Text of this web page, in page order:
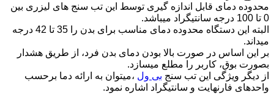
محدوده دمای قابل اندازه گیری توسط این تب سنج های لیزری بین
0 تا 100 درجه سانتیگراد میباشد.
البته این دستگاه محدوده دمای مناسب برای بدن را 35 تا 42 درجه
میداند.
بر این اساس در صورت بالا بودن دمای بدن فرد، از طریق هشدار
بصورت بوق، کاربر را مطلع میسازد.
از دیگر ویژگی این تب سنج بی ول ،میتوان به ارائه دما برحسب
واحدهای فارنهایت و سانتیگراد اشاره نمود.